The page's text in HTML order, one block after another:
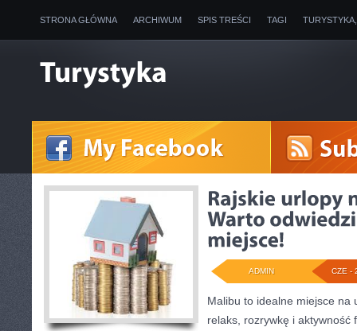
STRONA GŁÓWNA ARCHIWUM SPIS TREŚCI TAGI
CZE -
ADMIN
Malibu to idealne miejsce na
relaks, rozrywkę i aktywność